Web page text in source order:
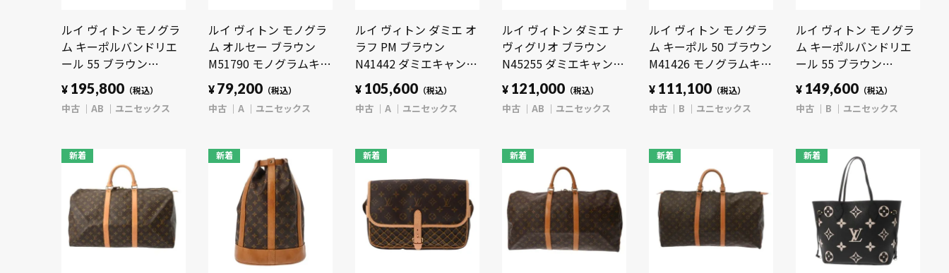
ルイ ヴィトン モノグラ
ム キーポルバンドリエ
ール 55 ブラウン
M41414 モノグラムキャ
ンバス ユニセックス バ
ッグ 【中古】【bag】
¥ 195,800 （税込）
中古 AB ユニセックス
ルイ ヴィトン モノグラ
ム オルセー ブラウン
M51790 モノグラムキャ
ンバス ユニセックス バ
ッグ 【中古】【bag】
¥ 79,200 （税込）
中古 A ユニセックス
ルイ ヴィトン ダミエ オ
ラフ PM ブラウン
N41442 ダミエキャンバ
ス ユニセックス バッグ
【中古】【bag】
¥ 105,600 （税込）
中古 A ユニセックス
ルイ ヴィトン ダミエ ナ
ヴィグリオ ブラウン
N45255 ダミエキャンバ
ス ユニセックス バッグ
【中古】【bag】
¥ 121,000 （税込）
中古 AB ユニセックス
ルイ ヴィトン モノグラ
ム キーポル 50 ブラウン
M41426 モノグラムキャ
ンバス ユニセックス バ
ッグ 【中古】【bag】
¥ 111,100 （税込）
中古 B ユニセックス
ルイ ヴィトン モノグラ
ム キーポルバンドリエ
ール 55 ブラウン
M41414 モノグラムキャ
ンバス ユニセックス バ
ッグ 【中古】【bag】
¥ 149,600 （税込）
中古 B ユニセックス
新着 新着 新着 新着 新着 新着